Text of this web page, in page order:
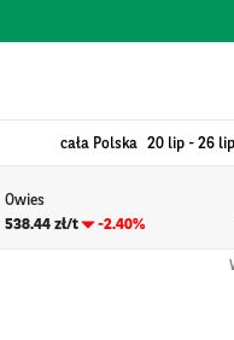
cała Polska 20 lip - 26 lip
Owies
538.44 zł/t
-2.40%